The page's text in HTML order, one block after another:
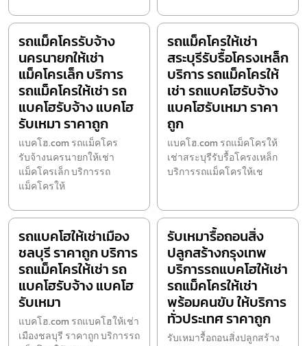
รถแม็คโครรับจ้าง
นครนายกให้เช่า
แม็คโครเล็ก บริการ
รถแม็คโครให้เช่า รถ
แบคโฮรับจ้าง แบคโฮ
รับเหมา ราคาถูก
แบคโฮ.com รถแม็คโคร
รับจ้างนครนายกให้เช่า
แม็คโครเล็ก บริการรถ
แม็คโครให้
รถแม็คโครให้เช่า
สระบุรีรับรื้อโครงเหล็ก
บริการ รถแม็คโครให้
เช่า รถแบคโฮรับจ้าง
แบคโฮรับเหมา ราคา
ถูก
แบคโฮ.com รถแม็คโครให้
เช่าสระบุรีรับรื้อโครงเหล็ก
บริการรถแม็คโครให้เช
รถแบคโฮให้เช่าเมือง
ชลบุรี ราคาถูก บริการ
รถแม็คโครให้เช่า รถ
แบคโฮรับจ้าง แบคโฮ
รับเหมา
แบคโฮ.com รถแบคโฮให้เช่า
เมืองชลบุรี ราคาถูก บริการรถ
รับเหมารื้อถอนสิ่ง
ปลูกสร้างกรุงเทพ
บริการรถแบคโฮให้เช่า
รถแม็คโครให้เช่า
พร้อมคนขับ ให้บริการ
ทั่วประเทศ ราคาถูก
รับเหมารื้อถอนสิ่งปลูกสร้าง